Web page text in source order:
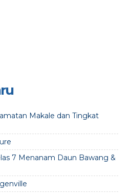
Makale dan Tingkat
7 Menanam Daun Bawang &